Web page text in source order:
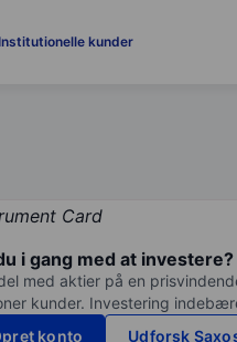
Institutionelle kunder
i gang med at investere?
med aktier på en
kunder. Investering
konto
Udforsk